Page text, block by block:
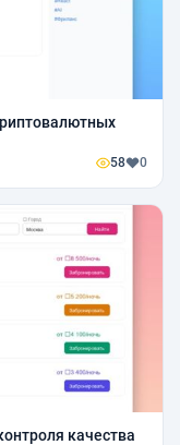
58 0
качества